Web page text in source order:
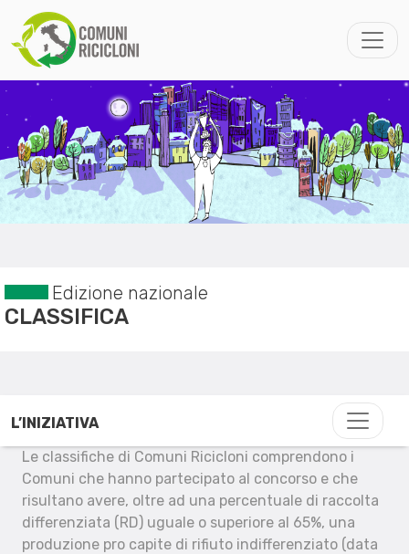
Edizione nazionale
CLASSIFICA
L’INIZIATIVA
Le classifiche di Comuni Ricicloni comprendono i
Comuni che hanno partecipato al concorso e che
risultano avere, oltre ad una percentuale di raccolta
differenziata (RD) uguale o superiore al 65%, una
produzione pro capite di rifiuto indifferenziato (data